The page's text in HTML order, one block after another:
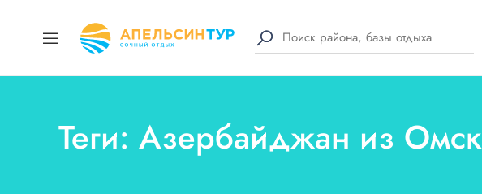
Теги: Азербайджан из